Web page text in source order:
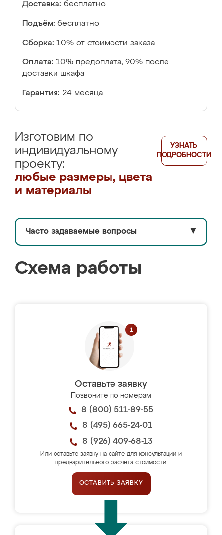
Доставка: бесплатно
Подъём: бесплатно
Сборка: 10% от стоимости заказа
Оплата: 10% предоплата, 90% после
доставки шкафа
Гарантия: 24 месяца
Изготовим по
индивидуальному
проекту:
любые размеры, цвета
и материалы
УЗНАТЬ
ПОДРОБНОСТИ
Часто задаваемые вопросы ▼
Схема работы
Оставьте заявку
Позвоните по номерам
8 (800) 511-89-55
8 (495) 665-24-01
8 (926) 409-68-13
Или оставьте заявку на сайте для консультации и
предварительного расчёта стоимости.
ОСТАВИТЬ ЗАЯВКУ